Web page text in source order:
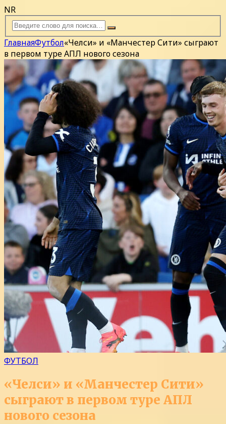
NR
ГлавнаяФутбол«Челси» и «Манчестер Сити» сыграют
в первом туре АПЛ нового сезона
ФУТБОЛ
«Челси» и «Манчестер Сити»
сыграют в первом туре АПЛ
нового сезона